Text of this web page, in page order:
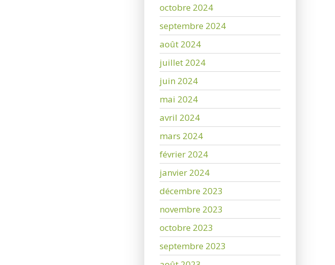
octobre 2024
septembre 2024
août 2024
juillet 2024
juin 2024
mai 2024
avril 2024
mars 2024
février 2024
janvier 2024
décembre 2023
novembre 2023
octobre 2023
septembre 2023